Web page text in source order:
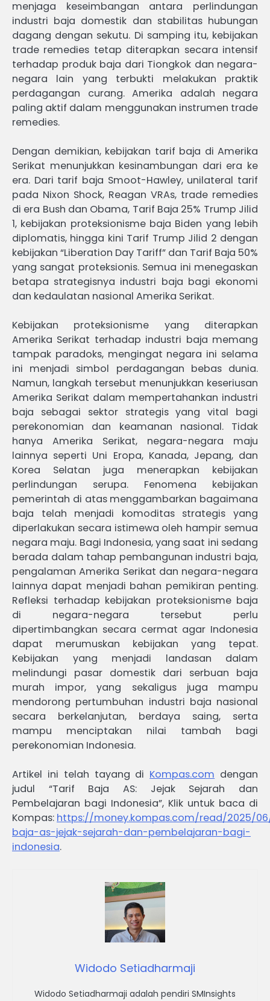
menjaga keseimbangan antara perlindungan
industri baja domestik dan stabilitas hubungan
dagang dengan sekutu. Di samping itu, kebijakan
trade remedies tetap diterapkan secara intensif
terhadap produk baja dari Tiongkok dan negara-
negara lain yang terbukti melakukan praktik
perdagangan curang. Amerika adalah negara
paling aktif dalam menggunakan instrumen trade
remedies.
Dengan demikian, kebijakan tarif baja di Amerika
Serikat menunjukkan kesinambungan dari era ke
era. Dari tarif baja Smoot-Hawley, unilateral tarif
pada Nixon Shock, Reagan VRAs, trade remedies
di era Bush dan Obama, Tarif Baja 25% Trump Jilid
1, kebijakan proteksionisme baja Biden yang lebih
diplomatis, hingga kini Tarif Trump Jilid 2 dengan
kebijakan “Liberation Day Tariff” dan Tarif Baja 50%
yang sangat proteksionis. Semua ini menegaskan
betapa strategisnya industri baja bagi ekonomi
dan kedaulatan nasional Amerika Serikat.
Kebijakan proteksionisme yang diterapkan
Amerika Serikat terhadap industri baja memang
tampak paradoks, mengingat negara ini selama
ini menjadi simbol perdagangan bebas dunia.
Namun, langkah tersebut menunjukkan keseriusan
Amerika Serikat dalam mempertahankan industri
baja sebagai sektor strategis yang vital bagi
perekonomian dan keamanan nasional. Tidak
hanya Amerika Serikat, negara-negara maju
lainnya seperti Uni Eropa, Kanada, Jepang, dan
Korea Selatan juga menerapkan kebijakan
perlindungan serupa. Fenomena kebijakan
pemerintah di atas menggambarkan bagaimana
baja telah menjadi komoditas strategis yang
diperlakukan secara istimewa oleh hampir semua
negara maju. Bagi Indonesia, yang saat ini sedang
berada dalam tahap pembangunan industri baja,
pengalaman Amerika Serikat dan negara-negara
lainnya dapat menjadi bahan pemikiran penting.
Refleksi terhadap kebijakan proteksionisme baja
di negara-negara tersebut perlu
dipertimbangkan secara cermat agar Indonesia
dapat merumuskan kebijakan yang tepat.
Kebijakan yang menjadi landasan dalam
melindungi pasar domestik dari serbuan baja
murah impor, yang sekaligus juga mampu
mendorong pertumbuhan industri baja nasional
secara berkelanjutan, berdaya saing, serta
mampu menciptakan nilai tambah bagi
perekonomian Indonesia.
Artikel ini telah tayang di Kompas.com dengan
judul “Tarif Baja AS: Jejak Sejarah dan
Pembelajaran bagi Indonesia”, Klik untuk baca di
Kompas: https://money.kompas.com/read/2025/06/
baja-as-jejak-sejarah-dan-pembelajaran-bagi-
indonesia.
Widodo Setiadharmaji
Widodo Setiadharmaji adalah pendiri SMInsights